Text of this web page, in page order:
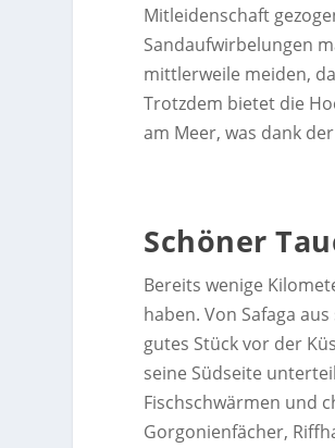
Mitleidenschaft
Sandaufwirbelungen
mittlerweile meiden,
Trotzdem bietet die
am Meer, was dank
Schöner
Bereits wenige
haben. Von Safaga
gutes Stück vor der
seine Südseite
Fischschwärmen und
Gorgonienfächer,